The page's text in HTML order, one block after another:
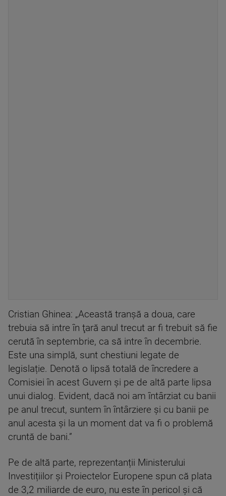
Cristian Ghinea: „Această tranșă a doua, care
trebuia să intre în ţară anul trecut ar fi trebuit să fie
cerută în septembrie, ca să intre în decembrie.
Este una simplă, sunt chestiuni legate de
legislație. Denotă o lipsă totală de încredere a
Comisiei în acest Guvern şi pe de altă parte lipsa
unui dialog. Evident, dacă noi am întârziat cu banii
pe anul trecut, suntem în întârziere şi cu banii pe
anul acesta şi la un moment dat va fi o problemă
cruntă de bani.”
Pe de altă parte, reprezentanții Ministerului
Investițiilor și Proiectelor Europene spun că plata
de 3,2 miliarde de euro, nu este în pericol și că